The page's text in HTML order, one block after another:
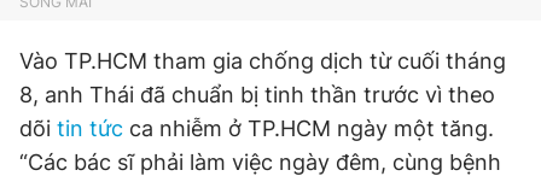
Vào TP.HCM tham gia chống dịch từ cuối tháng
8, anh Thái đã chuẩn bị tinh thần trước vì theo
dõi tin tức ca nhiễm ở TP.HCM ngày một tăng.
“Các bác sĩ phải làm việc ngày đêm, cùng bệnh